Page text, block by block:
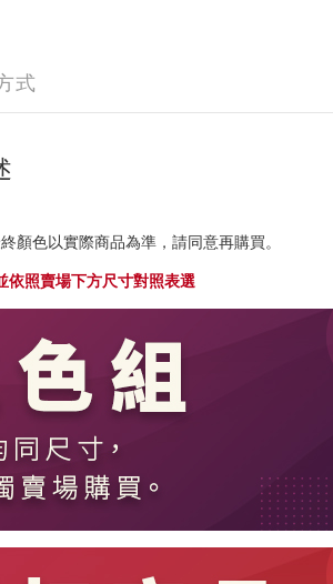
式
顏色以實際商品為準，請同意再購買。
依照賣場下方尺寸對照表選